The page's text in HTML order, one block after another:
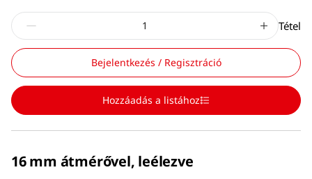
Tétel
Bejelentkezés / Regisztráció
Hozzáadás a listához
16 mm átmérővel, leélezve